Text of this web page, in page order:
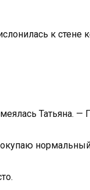
к
Татьяна. —